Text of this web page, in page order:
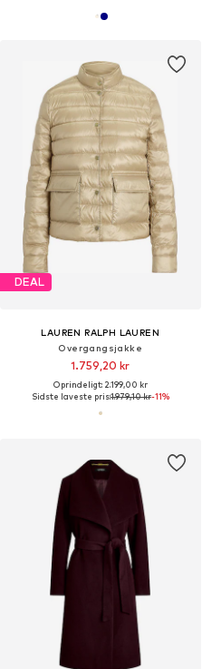
DEAL
LAUREN RALPH LAUREN
Overgangsjakke
1.759,20 kr
Oprindeligt: 2.199,00 kr
Sidste laveste pris:1.979,10 kr-11%